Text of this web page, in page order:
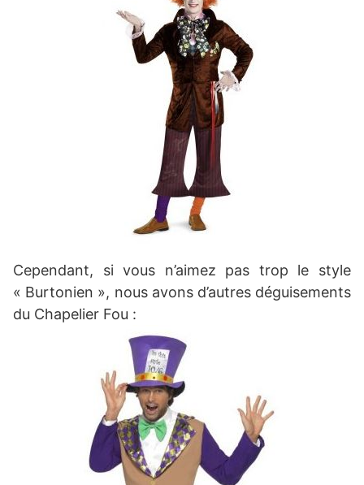
Cependant, si vous n’aimez pas trop le style
« Burtonien », nous avons d’autres déguisements
du Chapelier Fou :